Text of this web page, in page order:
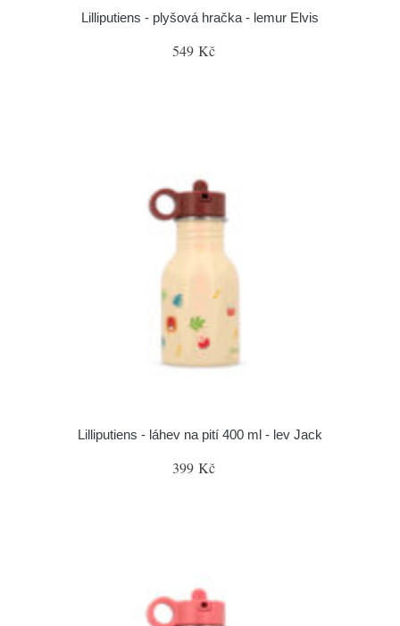
Lilliputiens - plyšová hračka - lemur Elvis
549 Kč
Lilliputiens - láhev na pití 400 ml - lev Jack
399 Kč